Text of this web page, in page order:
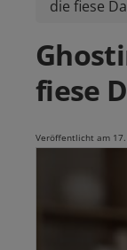
die fiese
fiese
Veröffentlicht am